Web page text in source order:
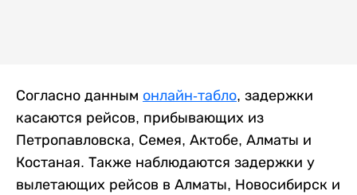
Согласно данным онлайн-табло, задержки
касаются рейсов, прибывающих из
Петропавловска, Семея, Актобе, Алматы и
Костаная. Также наблюдаются задержки у
вылетающих рейсов в Алматы, Новосибирск и